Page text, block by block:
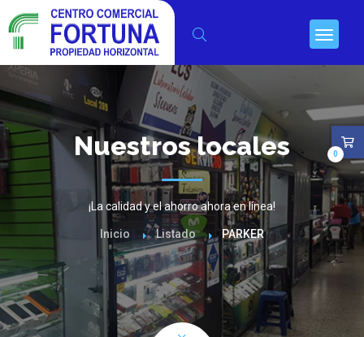
Nuestros locales
¡La calidad y el ahorro ahora en línea!
Inicio Listado PARKER
0